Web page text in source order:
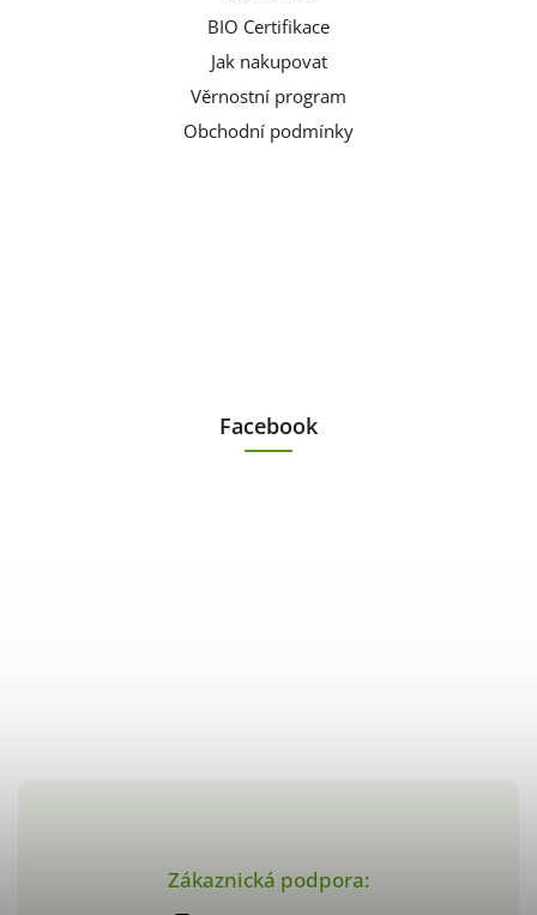
Zákaznická podpora:
BIO Certifikace
Jak nakupovat
Věrnostní program
Obchodní podmínky
Facebook